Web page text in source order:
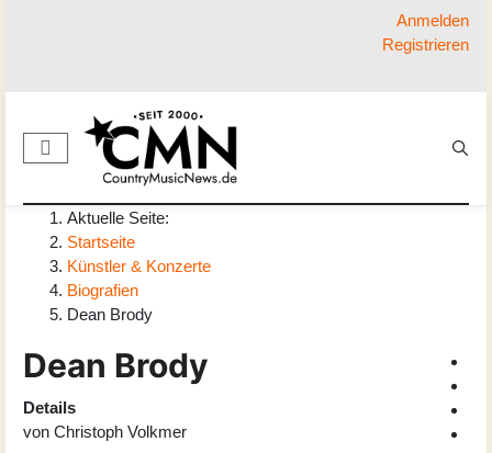
Anmelden
Registrieren
Aktuelle Seite:
Startseite
Künstler & Konzerte
Biografien
Dean Brody
Dean Brody
Details
von Christoph Volkmer